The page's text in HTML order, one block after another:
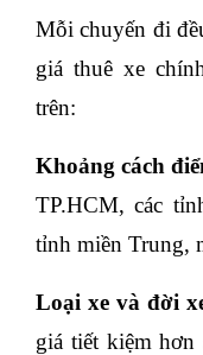
Mỗi chuyến đi
giá thuê xe
trên:
Khoảng cách
TP.HCM, các
tỉnh miền Trung,
Loại xe và đời
giá tiết kiệm hơn